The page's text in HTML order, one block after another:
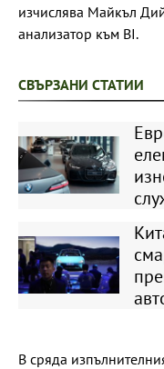
изчислява Майкъл
анализатор към BI.
СВЪРЗАНИ СТАТИИ
В сряда